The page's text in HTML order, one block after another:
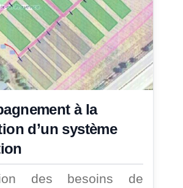
à la
d’un système
des besoins de